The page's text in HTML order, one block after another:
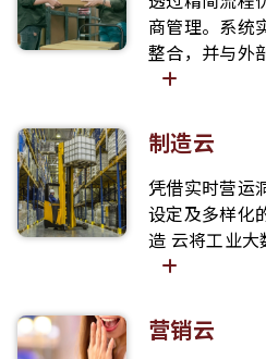
商管理。系统
整合，并与外
制造云
凭借实时营运
设定及多样化
造 云将工业大
营销云